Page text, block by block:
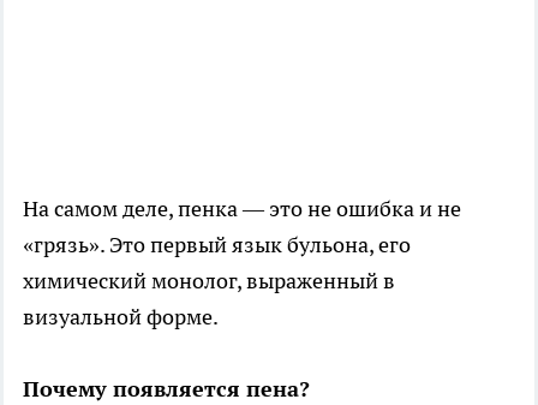
На самом деле, пенка — это не ошибка и не
«грязь». Это первый язык бульона, его
химический монолог, выраженный в
визуальной форме.
Почему появляется пена?